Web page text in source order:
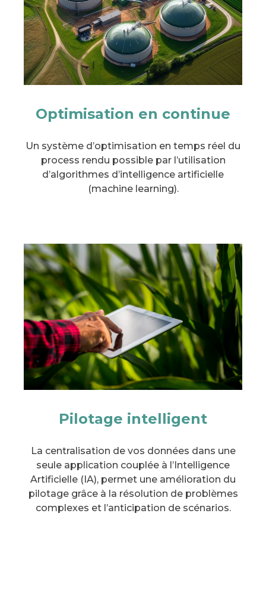
Optimisation en continue
Un système d’optimisation en temps réel du
process rendu possible par l’utilisation
d’algorithmes d’intelligence artificielle
(machine learning).
Pilotage intelligent
La centralisation de vos données dans une
seule application couplée à l’Intelligence
Artificielle (IA), permet une amélioration du
pilotage grâce à la résolution de problèmes
complexes et l’anticipation de scénarios.